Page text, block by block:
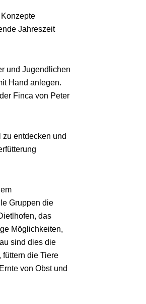
Jahreszeit
und Jugendlichen
Hand anlegen.
Finca von Peter
zu entdecken und
Gruppen die
das
Möglichkeiten,
sind dies die
die Tiere
von Obst und